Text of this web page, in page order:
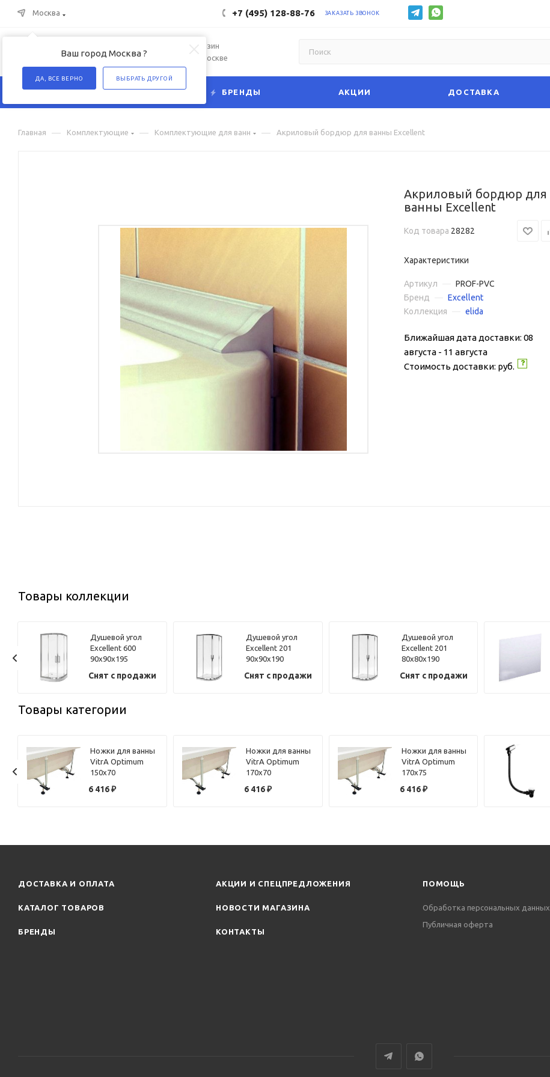
Москва
Ваш город Москва ?
ДА, ВСЕ ВЕРНО ВЫБРАТЬ ДРУГОЙ
+7 (495) 128-88-76 ЗАКАЗАТЬ ЗВОНОК
Интернет-магазин
сантехники в Москве
КАТАЛОГ БРЕНДЫ АКЦИИ ДОСТАВКА
Главная — Комплектующие — Комплектующие для ванн — Акриловый бордюр для ванны Excellent
Акриловый бордюр для
ванны Excellent
Код товара 28282
Характеристики
Артикул
PROF-PVC
Бренд
Excellent
Коллекция
elida
Ближайшая дата доставки: 08
августа - 11 августа
Стоимость доставки: руб.
Товары коллекции
Душевой угол
Excellent 600
90x90x195
стекло
Снят с продажи
Душевой угол
Excellent 201
90x90x190
стекло
Снят с продажи
Душевой угол
Excellent 201
80x80x190
стекло
Снят с продажи
Товары категории
Ножки для ванны
VitrA Optimum
150х70
6 416₽
Ножки для ванны
VitrA Optimum
170х70
6 416₽
Ножки для ванны
VitrA Optimum
170х75
6 416₽
ДОСТАВКА И ОПЛАТА
КАТАЛОГ ТОВАРОВ
БРЕНДЫ
АКЦИИ И СПЕЦПРЕДЛОЖЕНИЯ
НОВОСТИ МАГАЗИНА
КОНТАКТЫ
ПОМОЩЬ
Обработка персональных данных
Публичная оферта